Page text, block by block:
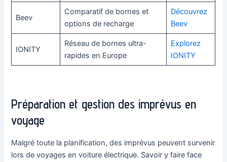
Beev
Comparatif de bornes et
options de recharge
Découvrez
Beev
IONITY
Réseau de bornes ultra-
rapides en Europe
Explorez
IONITY
Préparation et gestion des imprévus en
voyage
Malgré toute la planification, des imprévus peuvent survenir
lors de voyages en voiture électrique. Savoir y faire face